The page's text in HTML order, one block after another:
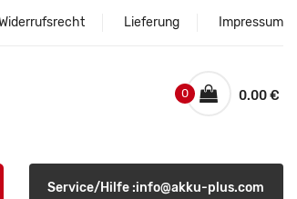
Lieferung Impressum
0.00 €
0
Service/Hilfe :info@akku-plus.com